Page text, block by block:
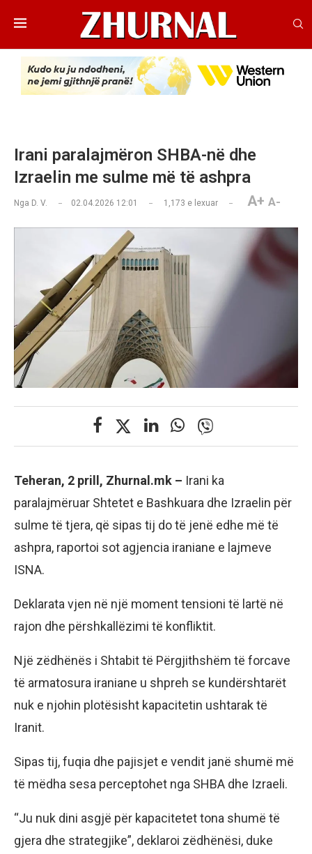
Irani paralajmëron SHBA-në dhe
Izraelin me sulme më të ashpra
Nga D. V. 02.04.2026 12:01 1,173 e lexuar A+ A-
Teheran, 2 prill, Zhurnal.mk – Irani ka
paralajmëruar Shtetet e Bashkuara dhe Izraelin për
sulme të tjera, që sipas tij do të jenë edhe më të
ashpra, raportoi sot agjencia iraniane e lajmeve
ISNA.
Deklarata vjen në një moment tensioni të lartë në
rajon dhe përshkallëzimi të konfliktit.
Një zëdhënës i Shtabit të Përgjithshëm të forcave
të armatosura iraniane u shpreh se kundërshtarët
nuk e njohin plotësisht kapacitetin ushtarak të
Iranit.
Sipas tij, fuqia dhe pajisjet e vendit janë shumë më
të mëdha sesa perceptohet nga SHBA dhe Izraeli.
“Ju nuk dini asgjë për kapacitetet tona shumë të
gjera dhe strategjike”, deklaroi zëdhënësi, duke